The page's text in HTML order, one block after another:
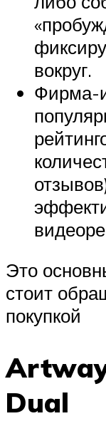
вокруг.
Фирма-
Это
стоит
покупкой
Dual